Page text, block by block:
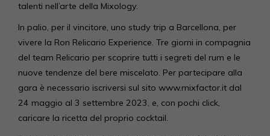
talenti nell’arte della Mixology.
In palio, per il vincitore, uno study trip a Barcellona, per
vivere la Ron Relicario Experience. Tre giorni in compagnia
del team Relicario per scoprire tutti i segreti del rum e le
nuove tendenze del bere miscelato. Per partecipare alla
gara è necessario iscriversi sul sito www.mixfactor.it dal
24 maggio al 3 settembre 2023, e, con pochi click,
caricare la ricetta del proprio cocktail.